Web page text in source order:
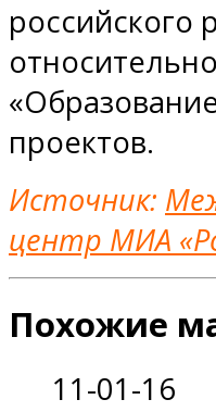
российского
проектов.
Источник:
центр МИА
Похожие
11-01-16